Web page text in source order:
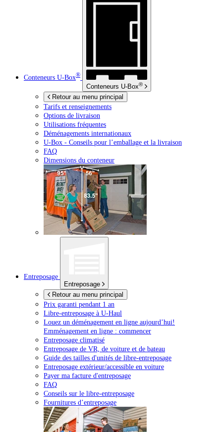
Conteneurs U-Box®
Conteneurs U-Box®
Retour au menu principal
Tarifs et renseignements
Options de livraison
Utilisations fréquentes
Déménagements internationaux
U-Box - Conseils pour l’emballage et la livraison
FAQ
Dimensions du conteneur
Entreposage
Entreposage
Retour au menu principal
Prix garanti pendant 1 an
Libre-entreposage à U-Haul
Louez un déménagement en ligne aujourd’hui!
Emménagement en ligne : commencer
Entreposage climatisé
Entreposage de VR, de voiture et de bateau
Guide des tailles d'unités de libre-entreposage
Entreposage extérieur/accessible en voiture
Payer ma facture d'entreposage
FAQ
Conseils sur le libre-entreposage
Fournitures d’entreposage